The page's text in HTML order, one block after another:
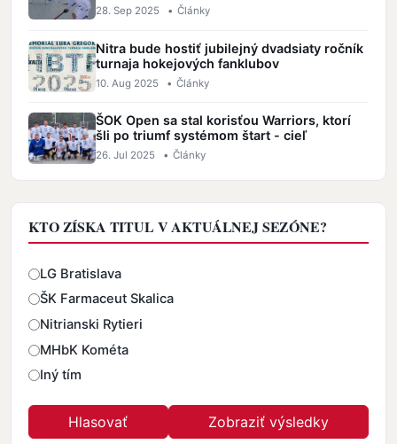
28. Sep 2025 • Články
Nitra bude hostiť jubilejný dvadsiaty ročník
turnaja hokejových fanklubov
10. Aug 2025 • Články
ŠOK Open sa stal korisťou Warriors, ktorí
šli po triumf systémom štart - cieľ
26. Jul 2025 • Články
KTO ZÍSKA TITUL V AKTUÁLNEJ SEZÓNE?
Odpovede
LG Bratislava
ŠK Farmaceut Skalica
Nitrianski Rytieri
MHbK Kométa
Iný tím